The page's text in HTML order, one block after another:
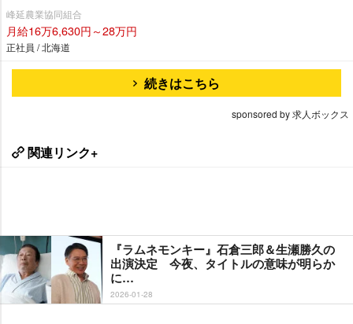
峰延農業協同組合
月給16万6,630円～28万円
正社員 / 北海道
続きはこちら
sponsored by 求人ボックス
関連リンク+
『ラムネモンキー』石倉三郎＆生瀬勝久の
出演決定 今夜、タイトルの意味が明らか
に…
2026-01-28